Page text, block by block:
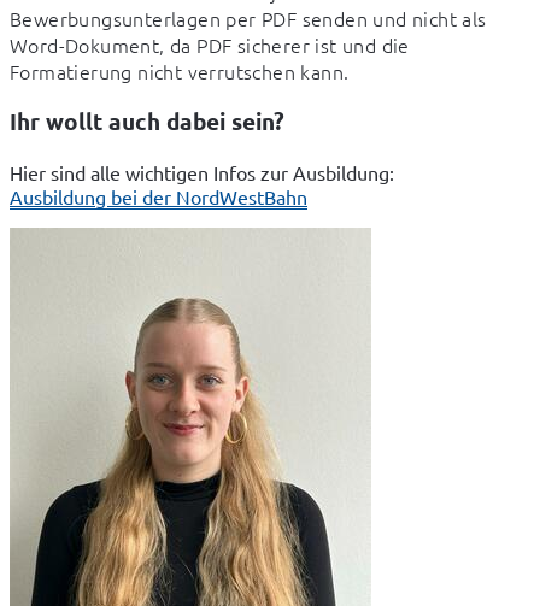
Bewerbungsunterlagen per PDF senden und nicht als
Word-Dokument, da PDF sicherer ist und die
Formatierung nicht verrutschen kann.
Ihr wollt auch dabei sein?
Hier sind alle wichtigen Infos zur Ausbildung:
Ausbildung bei der NordWestBahn